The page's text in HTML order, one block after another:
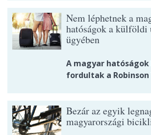
Nem léphetnek a
hatóságok a külföldi
ügyében
A magyar
fordultak a
Bezár az egyik
magyarországi